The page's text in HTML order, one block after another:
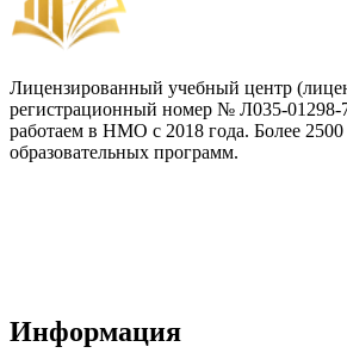
Лицензированный учебный центр
регистрационный номер № Л035-
работаем в НМО с 2018 года. Более
образовательных программ.
Информация